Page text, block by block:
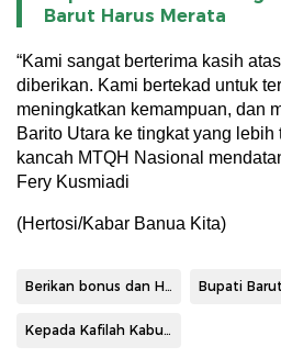
Barut Harus Merata
“Kami sangat berterima kasih
diberikan. Kami bertekad untuk
meningkatkan kemampuan, dan
Barito Utara ke tingkat yang
kancah MTQH Nasional
Fery Kusmiadi
(Hertosi/Kabar Banua Kita)
Berikan bonus dan Hadiah Umroh Bupati Barut
Kepada Kafilah Kabupaten barito utara